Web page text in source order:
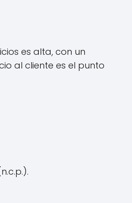
es alta, con un
al cliente es el punto